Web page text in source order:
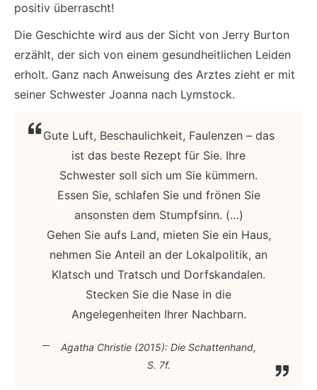
positiv überrascht!
Die Geschichte wird aus der Sicht von Jerry Burton
erzählt, der sich von einem gesundheitlichen Leiden
erholt. Ganz nach Anweisung des Arztes zieht er mit
seiner Schwester Joanna nach Lymstock.
Gute Luft, Beschaulichkeit, Faulenzen – das
ist das beste Rezept für Sie. Ihre
Schwester soll sich um Sie kümmern.
Essen Sie, schlafen Sie und frönen Sie
ansonsten dem Stumpfsinn. (…)
Gehen Sie aufs Land, mieten Sie ein Haus,
nehmen Sie Anteil an der Lokalpolitik, an
Klatsch und Tratsch und Dorfskandalen.
Stecken Sie die Nase in die
Angelegenheiten Ihrer Nachbarn.
Agatha Christie (2015): Die Schattenhand,
S. 7f.